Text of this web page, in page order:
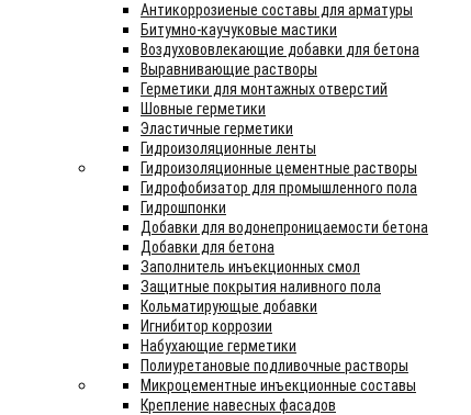
Антикоррозиеные составы для арматуры
Битумно-каучуковые мастики
Воздухововлекающие добавки для бетона
Выравнивающие растворы
Герметики для монтажных отверстий
Шовные герметики
Эластичные герметики
Гидроизоляционные ленты
Гидроизоляционные цементные растворы
Гидрофобизатор для промышленного пола
Гидрошпонки
Добавки для водонепроницаемости бетона
Добавки для бетона
Заполнитель инъекционных смол
Защитные покрытия наливного пола
Кольматирующые добавки
Игнибитор коррозии
Набухающие герметики
Полиуретановые подливочные растворы
Микроцементные инъекционные составы
Крепление навесных фасадов